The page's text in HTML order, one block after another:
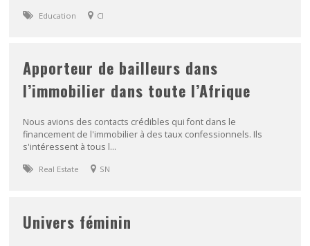
Education CI
Apporteur de bailleurs dans
l’immobilier dans toute l’Afrique
Nous avions des contacts crédibles qui font dans le
financement de l'immobilier à des taux confessionnels. Ils
s'intéressent à tous l...
Real Estate SN
Univers féminin